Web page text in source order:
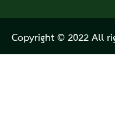
Copyright © 2022 All